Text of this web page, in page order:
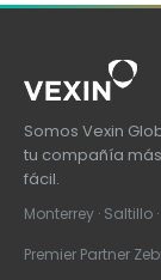
Somos Vexin
tu compañía
fácil.
Monterrey · Saltillo
Premier Partner